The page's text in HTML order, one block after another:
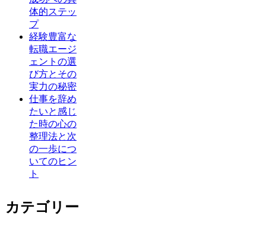
体的ステッ
プ
経験豊富な
転職エージ
ェントの選
び方とその
実力の秘密
仕事を辞め
たいと感じ
た時の心の
整理法と次
の一歩につ
いてのヒン
ト
カテゴリー